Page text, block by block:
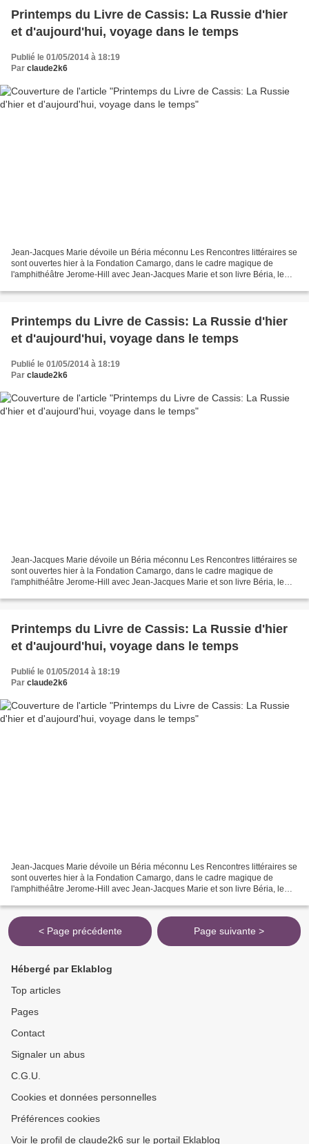
Printemps du Livre de Cassis: La Russie d'hier
et d'aujourd'hui, voyage dans le temps
Publié le 01/05/2014 à 18:19
Par claude2k6
Jean-Jacques Marie dévoile un Béria méconnu Les Rencontres littéraires se
sont ouvertes hier à la Fondation Camargo, dans le cadre magique de
l'amphithéâtre Jerome-Hill avec Jean-Jacques Marie et son livre Béria, le
Printemps du Livre de Cassis: La Russie d'hier
et d'aujourd'hui, voyage dans le temps
Publié le 01/05/2014 à 18:19
Par claude2k6
Jean-Jacques Marie dévoile un Béria méconnu Les Rencontres littéraires se
sont ouvertes hier à la Fondation Camargo, dans le cadre magique de
l'amphithéâtre Jerome-Hill avec Jean-Jacques Marie et son livre Béria, le
Printemps du Livre de Cassis: La Russie d'hier
et d'aujourd'hui, voyage dans le temps
Publié le 01/05/2014 à 18:19
Par claude2k6
Jean-Jacques Marie dévoile un Béria méconnu Les Rencontres littéraires se
sont ouvertes hier à la Fondation Camargo, dans le cadre magique de
l'amphithéâtre Jerome-Hill avec Jean-Jacques Marie et son livre Béria, le
< Page précédente Page suivante >
Hébergé par Eklablog
Top articles
Pages
Contact
Signaler un abus
C.G.U.
Cookies et données personnelles
Préférences cookies
Voir le profil de claude2k6 sur le portail Eklablog